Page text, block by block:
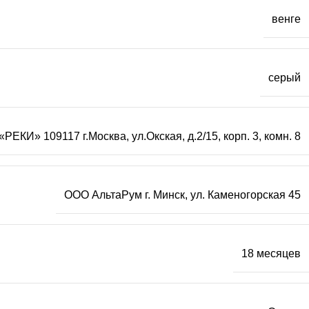
венге
серый
109117 г.Москва, ул.Окская, д.2/15, корп. 3, комн. 8
ООО АльтаРум г. Минск, ул. Каменогорская 45
18 месяцев